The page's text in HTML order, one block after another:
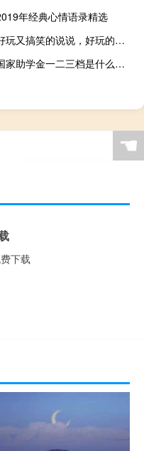
年经典心情语录精选
好玩又搞笑的说说，好玩的说说句子
国家助学金一二三档是什么意思
☚